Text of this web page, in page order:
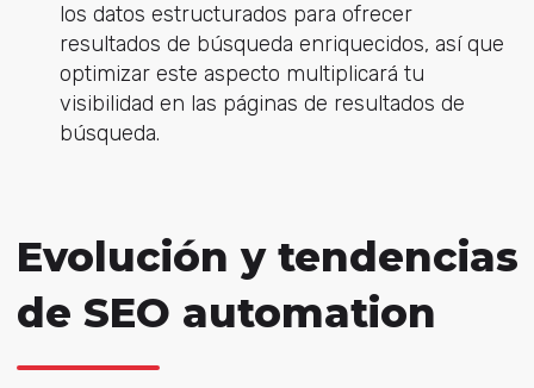
los datos estructurados para ofrecer
resultados de búsqueda enriquecidos, así que
optimizar este aspecto multiplicará tu
visibilidad en las páginas de resultados de
búsqueda.
Evolución y tendencias
de SEO automation